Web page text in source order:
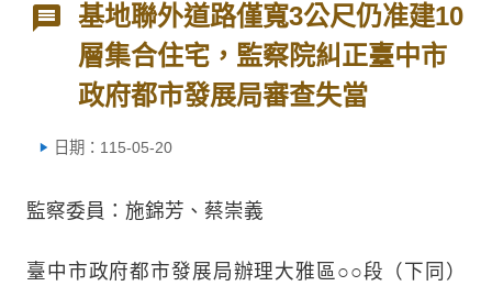
基地聯外道路僅寬3公尺仍准建10
層集合住宅，監察院糾正臺中市
政府都市發展局審查失當
日期：115-05-20
監察委員：施錦芳、蔡崇義
臺中市政府都市發展局辦理大雅區○○段（下同）